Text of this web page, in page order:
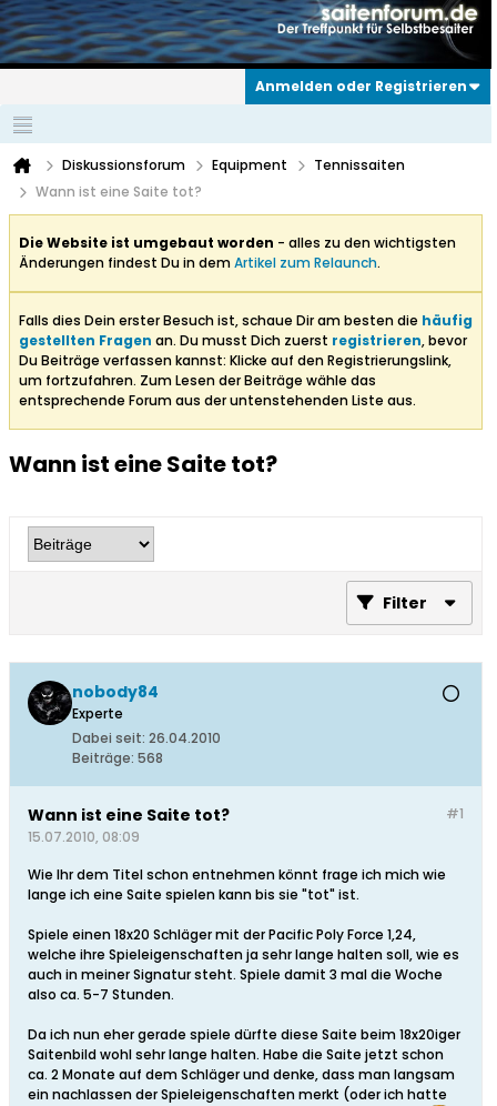
Anmelden oder Registrieren
Diskussionsforum Equipment
Tennissaiten
Wann ist eine Saite tot?
Die Website ist umgebaut worden - alles zu den wichtigsten
Änderungen findest Du in demArtikel zum Relaunch.
Falls dies Dein erster Besuch ist, schaue Dir am besten die häufig
gestellten Fragen an. Du musst Dich zuerst registrieren, bevor
Du Beiträge verfassen kannst: Klicke auf den Registrierungslink,
um fortzufahren. Zum Lesen der Beiträge wähle das
entsprechende Forum aus der untenstehenden Liste aus.
Wann ist eine Saite tot?
Filter
nobody84
Experte
Dabei seit: 26.04.2010
Beiträge: 568
#1
Wann ist eine Saite tot?
15.07.2010, 08:09
Wie Ihr dem Titel schon entnehmen könnt frage ich mich wie
lange ich eine Saite spielen kann bis sie "tot" ist.
Spiele einen 18x20 Schläger mit der Pacific Poly Force 1,24,
welche ihre Spieleigenschaften ja sehr lange halten soll, wie es
auch in meiner Signatur steht. Spiele damit 3 mal die Woche
also ca. 5-7 Stunden.
Da ich nun eher gerade spiele dürfte diese Saite beim 18x20iger
Saitenbild wohl sehr lange halten. Habe die Saite jetzt schon
ca. 2 Monate auf dem Schläger und denke, dass man langsam
ein nachlassen der Spieleigenschaften merkt (oder ich hatte